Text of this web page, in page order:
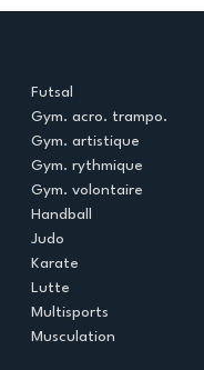
Futsal
Gym. acro. trampo.
Gym. artistique
Gym. rythmique
Gym. volontaire
Handball
Judo
Karate
Lutte
Multisports
Musculation